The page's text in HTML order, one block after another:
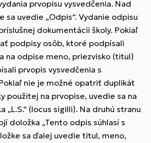
prvopisu vysvedčenia. Nad
sa uvedie „Odpis“. Vydanie odpisu
dokumentácii školy. Pokiaľ
podpisy osôb, ktoré podpísali
na odpise meno, priezvisko (titul)
prvopis vysvedčenia s
Pokiaľ nie je možné opatriť duplikát
použitej na prvopise, uvedie sa na
„L.S.“ (locus sigilli). Na druhú stranu
doložka „Tento odpis súhlasí s
sa ďalej uvedie titul, meno,